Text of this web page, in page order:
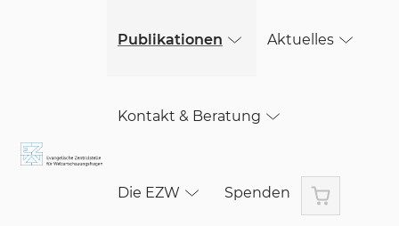
Publikationen Aktuelles
Kontakt & Beratung
Die EZW Spenden Warenkorb